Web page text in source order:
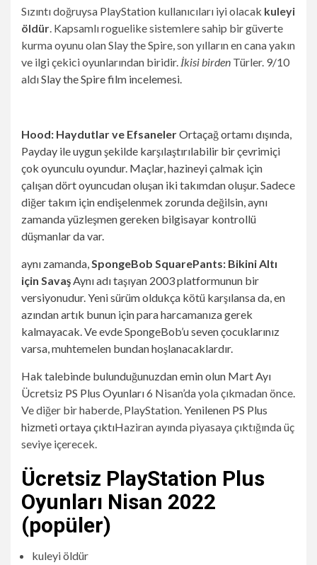
Sızıntı doğruysa PlayStation kullanıcıları iyi olacak kuleyi
öldür. Kapsamlı roguelike sistemlere sahip bir güverte
kurma oyunu olan Slay the Spire, son yılların en cana yakın
ve ilgi çekici oyunlarından biridir. İkisi birden Türler. 9/10
aldıSlay the Spire film incelemesi.
Hood: Haydutlar ve EfsanelerOrtaçağ ortamı dışında,
Payday ile uygun şekilde karşılaştırılabilir bir çevrimiçi
çok oyunculu oyundur. Maçlar, hazineyi çalmak için
çalışan dört oyuncudan oluşan iki takımdan oluşur. Sadece
diğer takım için endişelenmek zorunda değilsin, aynı
zamanda yüzleşmen gereken bilgisayar kontrollü
düşmanlar da var.
aynı zamanda,SpongeBob SquarePants: Bikini Altı
için SavaşAynı adı taşıyan 2003 platformunun bir
versiyonudur. Yeni sürüm oldukça kötü karşılansa da, en
azından artık bunun için para harcamanıza gerek
kalmayacak. Ve evde SpongeBob’u seven çocuklarınız
varsa, muhtemelen bundan hoşlanacaklardır.
Hak talebinde bulunduğunuzdan emin olun Mart Ayı
Ücretsiz PS Plus Oyunları6 Nisan’da yola çıkmadan önce.
Ve diğer bir haberde, PlayStation.Yenilenen PS Plus
hizmeti ortaya çıktıHaziran ayında piyasaya çıktığında üç
seviye içerecek.
Ücretsiz PlayStation Plus
Oyunları Nisan 2022
(popüler)
kuleyi öldür